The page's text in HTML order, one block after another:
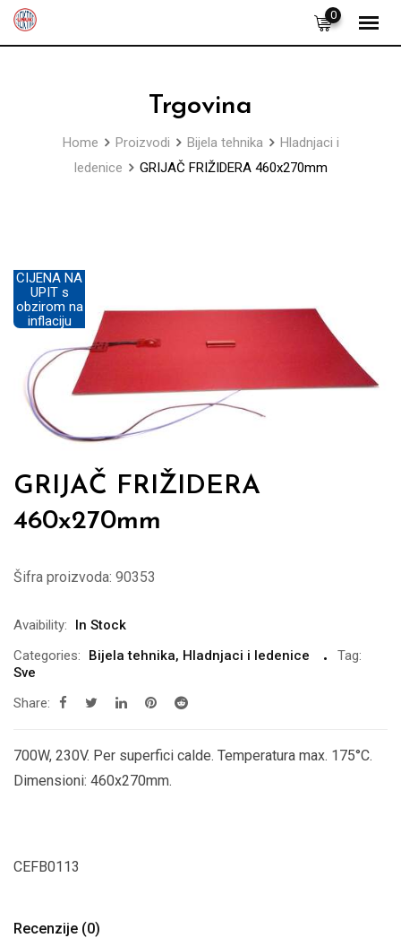
Skip
0
Trgovina
Home Proizvodi Bijela tehnika
Hladnjaci i
ledenice
GRIJAČ FRIŽIDERA 460x270mm
CIJENA NA
UPIT s
obzirom na
inflaciju
GRIJAČ FRIŽIDERA
460x270mm
Šifra proizvoda: 90353
Avaibility:
In Stock
Categories:
Bijela tehnika, Hladnjaci i ledenice
Tag:
Sve
Share:
700W, 230V. Per superfici calde. Temperatura max. 175°C.
Dimensioni: 460x270mm.
CEFB0113
Recenzije (0)